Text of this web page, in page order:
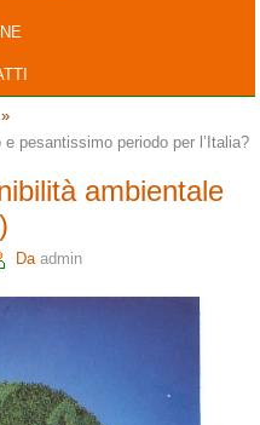
»
pesantissimo periodo per l’Italia?
ambientale
Da admin